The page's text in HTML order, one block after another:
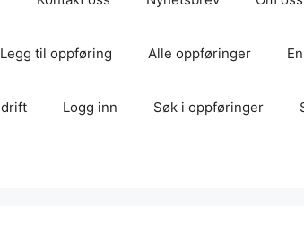
Legg til oppføring Alle oppføringer
Logg inn Søk i oppføringer